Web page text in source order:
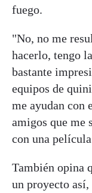
fuego.
"No, no me
hacerlo, tengo
bastante
equipos de
me ayudan con
amigos que me
con una
También opina
un proyecto